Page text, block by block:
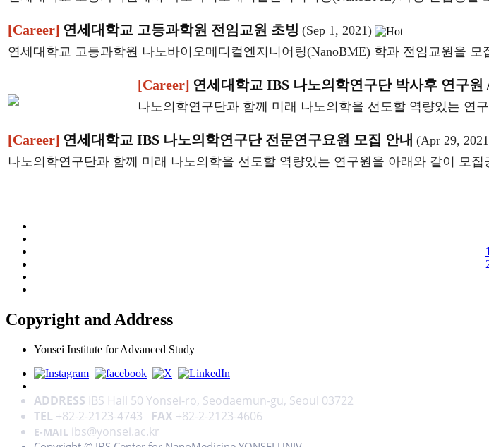
[Career] 연세대학교 고등과학원 전임교원 초빙 (Sep 1, 2021)
연세대학교 고등과학원 나노바이오메디컬엔지니어링(NanoBME) 학과 전임교원을
[Career] 연세대학교 IBS 나노의학연구단 박사후 연구원
나노의학연구단과 함께 미래 나노의학을 선도할 역량있는 연
[Career] 연세대학교 IBS 나노의학연구단 전문연구요원 모집 안내 (Apr 29,
나노의학연구단과 함께 미래 나노의학을 선도할 역량있는 연구원을 아래와 같이 모
1
Copyright and Address
Yonsei Institute for Advanced Study
ADDRESS IBS Hall 50 Yonsei-ro, Seodaemun-gu, Seoul 03722
TEL +82-2-2123-4743 FAX +82-2-2123-4606
E-MAIL ibs@yonsei.ac.kr